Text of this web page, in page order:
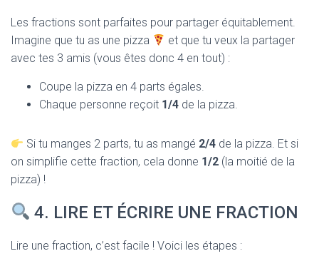
Les fractions sont parfaites pour partager équitablement.
Imagine que tu as une pizza
et que tu veux la partager
avec tes 3 amis (vous êtes donc 4 en tout) :
Coupe la pizza en 4 parts égales.
Chaque personne reçoit 1/4 de la pizza.
Si tu manges 2 parts, tu as mangé 2/4 de la pizza. Et si
on simplifie cette fraction, cela donne 1/2 (la moitié de la
pizza) !
4. LIRE ET ÉCRIRE UNE FRACTION
Lire une fraction, c’est facile ! Voici les étapes :